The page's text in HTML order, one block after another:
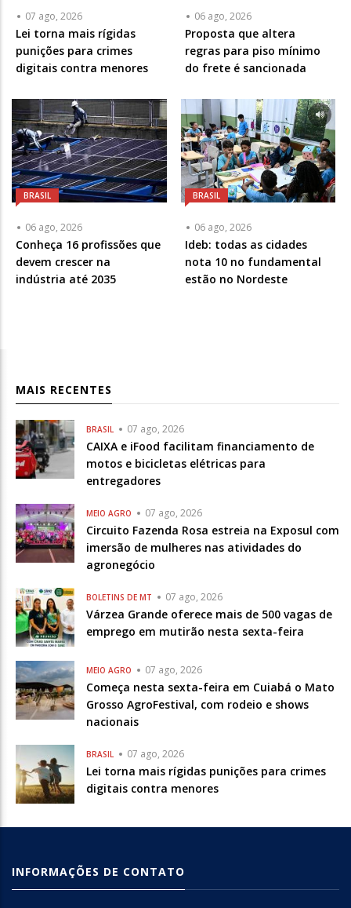
07 ago, 2026
Lei torna mais rígidas
punições para crimes
digitais contra menores
06 ago, 2026
Proposta que altera
regras para piso mínimo
do frete é sancionada
BRASIL
06 ago, 2026
Conheça 16 profissões que
devem crescer na
indústria até 2035
BRASIL
06 ago, 2026
Ideb: todas as cidades
nota 10 no fundamental
estão no Nordeste
MAIS RECENTES
BRASIL 07 ago, 2026
CAIXA e iFood facilitam financiamento de
motos e bicicletas elétricas para
entregadores
MEIO AGRO 07 ago, 2026
Circuito Fazenda Rosa estreia na Exposul com
imersão de mulheres nas atividades do
agronegócio
BOLETINS DE MT 07 ago, 2026
Várzea Grande oferece mais de 500 vagas de
emprego em mutirão nesta sexta-feira
MEIO AGRO 07 ago, 2026
Começa nesta sexta-feira em Cuiabá o Mato
Grosso AgroFestival, com rodeio e shows
nacionais
BRASIL 07 ago, 2026
Lei torna mais rígidas punições para crimes
digitais contra menores
INFORMAÇÕES DE CONTATO